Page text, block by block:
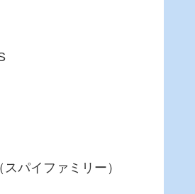
パイファミリー）